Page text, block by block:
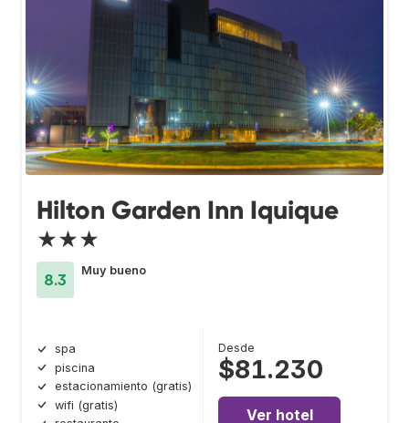
Hilton Garden Inn Iquique
★★★
8.3
Muy bueno
spa
piscina
estacionamiento (gratis)
wifi (gratis)
Desde
$81.230
Ver hotel